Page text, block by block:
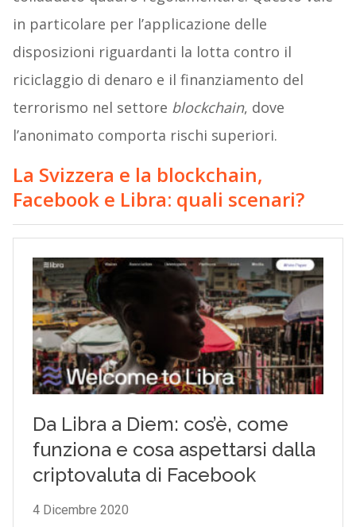
in particolare per l’applicazione delle
disposizioni riguardanti la lotta contro il
riciclaggio di denaro e il finanziamento del
terrorismo nel settore blockchain, dove
l’anonimato comporta rischi superiori.
La Svizzera e la blockchain,
Facebook e Libra: quali scenari?